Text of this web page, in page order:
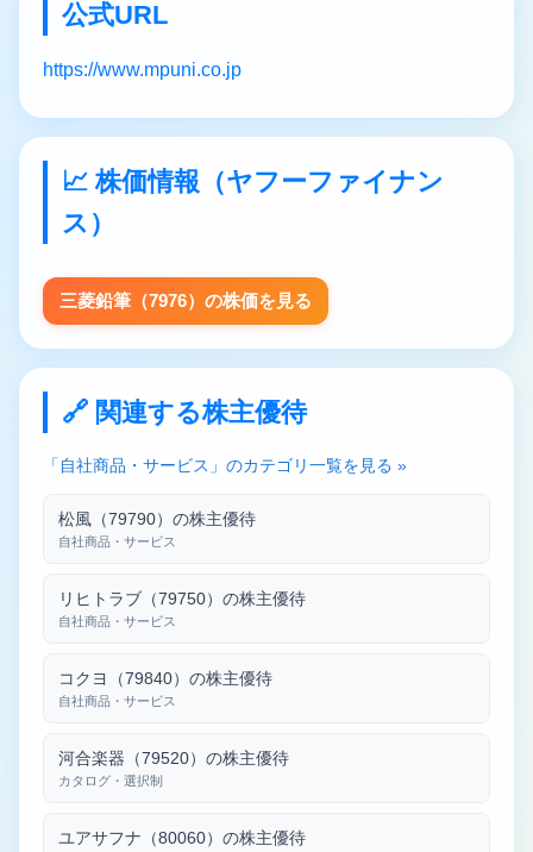
公式URL
https://www.mpuni.co.jp
📈 株価情報（ヤフーファイナン
ス）
三菱鉛筆（7976）の株価を見る
🔗 関連する株主優待
「自社商品・サービス」のカテゴリ一覧を見る »
松風（79790）の株主優待
自社商品・サービス
リヒトラブ（79750）の株主優待
自社商品・サービス
コクヨ（79840）の株主優待
自社商品・サービス
河合楽器（79520）の株主優待
カタログ・選択制
ユアサフナ（80060）の株主優待